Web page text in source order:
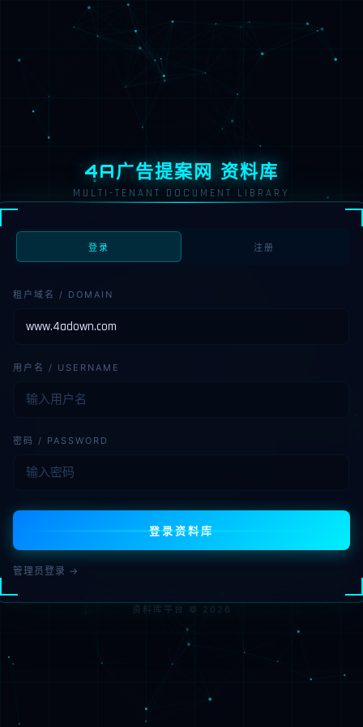
4A广告提案网 资料库
MULTI-TENANT DOCUMENT LIBRARY
登录 注册
租户域名 / DOMAIN
用户名 / USERNAME
密码 / PASSWORD
登录资料库
管理员登录 →
资料库平台 © 2026